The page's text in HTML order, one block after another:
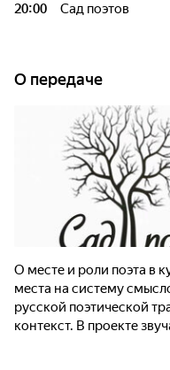
20:00 Сад поэтов
О передаче
О месте и роли поэта в
места на систему
русской поэтической
контекст. В проекте